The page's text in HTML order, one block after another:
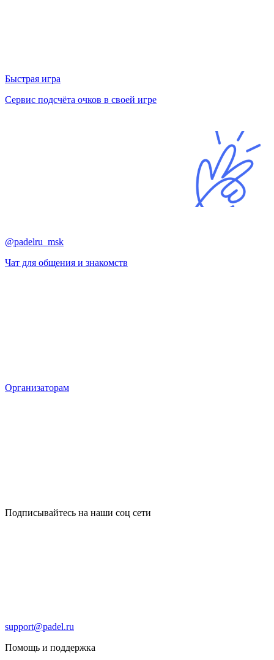
Быстрая игра
Сервис подсчёта очков в своей игре
@padelru_msk
Чат для общения и знакомств
Организаторам
Подписывайтесь на наши соц сети
support@padel.ru
Помощь и поддержка